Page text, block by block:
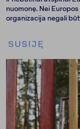
nuomonę. Nei
organizacija negali
SUSIJĘ